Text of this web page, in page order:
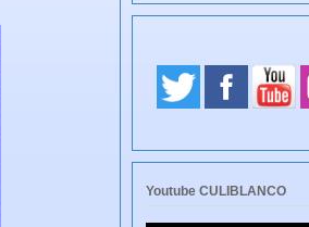
Youtube CULIBLANCO